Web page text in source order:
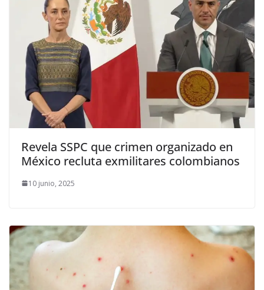
Revela SSPC que crimen organizado en
México recluta exmilitares colombianos
10 junio, 2025